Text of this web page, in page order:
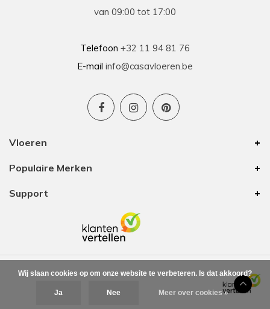
van 09:00 tot 17:00
Telefoon +32 11 94 81 76
E-mail info@casavloeren.be
Vloeren
Populaire Merken
Support
Wij slaan cookies op om onze website te verbeteren. Is dat akkoord?
Ja Nee Meer over cookies »